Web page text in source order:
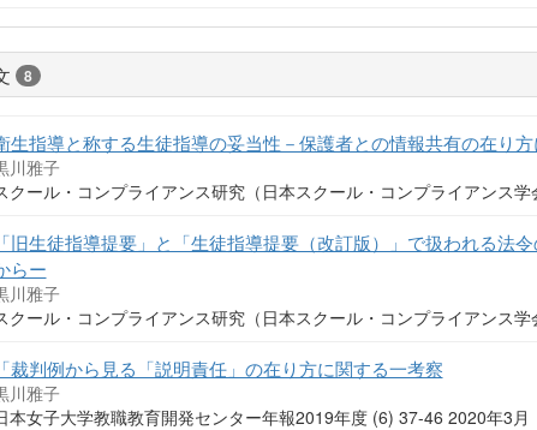
8
生指導と称する生徒指導の妥当性－保護者との情報共有の在り方
川雅子
クール・コンプライアンス研究（日本スクール・コンプライアンス
旧生徒指導提要」と「生徒指導提要（改訂版）」で扱われる法
らー
川雅子
クール・コンプライアンス研究（日本スクール・コンプライアンス
裁判例から見る「説明責任」の在り方に関する一考察
川雅子
本女子大学教職教育開発センター年報2019年度 (6) 37-46 2020年3月